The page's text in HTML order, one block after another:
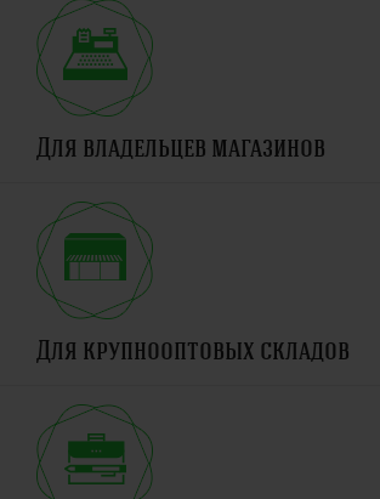
Для владельцев магазинов
Для крупнооптовых складов